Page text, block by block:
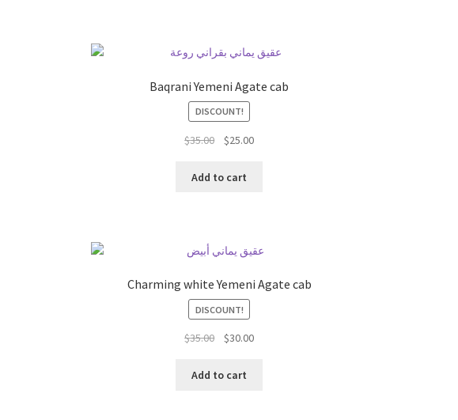
Baqrani Yemeni Agate cab
DISCOUNT!
$35.00
السعر
هو:
$25.00السعر
Add to cart
Charming white Yemeni Agate cab
DISCOUNT!
$35.00
السعر
هو:
$30.00السعر
Add to cart